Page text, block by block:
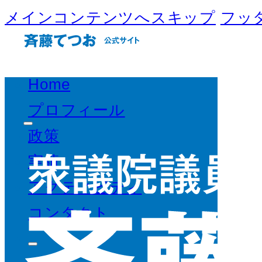
メインコンテンツへスキップ フッ
Home
プロフィール
政策
実績
アクティビティ
コンタクト